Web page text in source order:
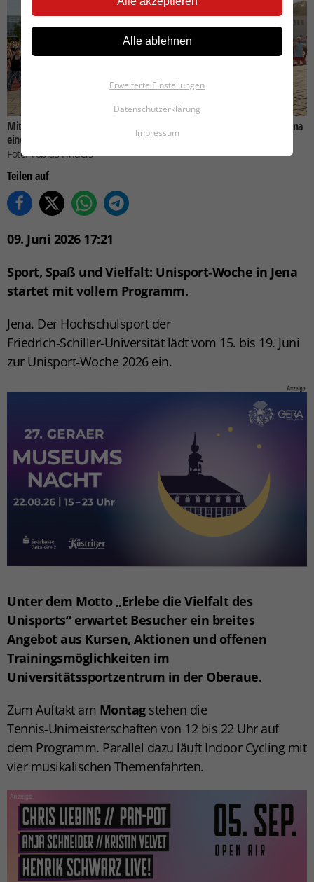
Mit dem Sportprogramm in der UNISPORT Woche hat der UNISPORT Jena
eine bunte Mischung aus sportlichen Veranstaltungen wieder kreiert.
Foto: Tobias Findeis
Teilen auf
09. Juni 2026 17:21
Sport, Spaß und Vielfalt: Unisport‑Woche in Jena
startet mit vollem Programm.
Jena. Der Hochschulsport der
Friedrich‑Schiller‑Universität lädt vom 15. bis 19. Juni
zur Unisport‑Woche 2026 ein.
Unter dem Motto „Erlebe die Vielfalt des
Unisports“ erwartet Besucher ein breites
Angebot aus Kursen, Aktionen und offenen
Trainingsmöglichkeiten im
Universitätssportzentrum in der Oberaue.
Zum Auftakt am Montagstehen die
Tennis‑Unimeisterschaften von 12 bis 22 Uhr auf
dem Programm. Parallel dazu läuft Indoor Cyclingmit
vier musikalischen Themenfahrten.
Alle ablehnen
Erweiterte Einstellungen
Datenschutzerklärung
Impressum